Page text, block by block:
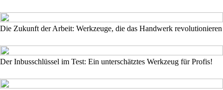
Die Zukunft der Arbeit: Werkzeuge, die das Handwerk revolutionieren
Der Inbusschlüssel im Test: Ein unterschätztes Werkzeug für Profis!